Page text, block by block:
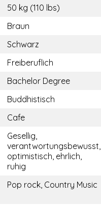
50 kg (110 lbs)
Braun
Schwarz
Freiberuflich
Bachelor Degree
Buddhistisch
Cafe
Gesellig,
verantwortungsbewusst,
optimistisch, ehrlich,
ruhig
Pop rock, Country Music